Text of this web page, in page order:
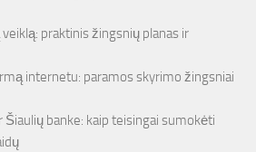
praktinis žingsnių planas ir
internetu: paramos skyrimo žingsniai
banke: kaip teisingai sumokėti